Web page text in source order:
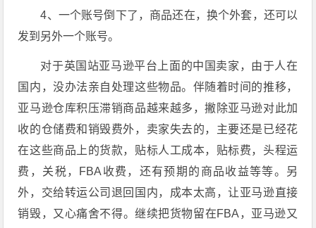
4、一个账号倒下了，商品还在，换个外套，还可以
发到另外一个账号。
对于英国站亚马逊平台上面的中国卖家，由于人在
国内，没办法亲自处理这些物品。伴随着时间的推移，
亚马逊仓库积压滞销商品越来越多，撇除亚马逊对此加
收的仓储费和销毁费外，卖家失去的，主要还是已经花
在这些商品上的货款，贴标人工成本，贴标费，头程运
费，关税，FBA收费，还有预期的商品收益等等。另
外，交给转运公司退回国内，成本太高，让亚马逊直接
销毁，又心痛舍不得。继续把货物留在FBA，亚马逊又